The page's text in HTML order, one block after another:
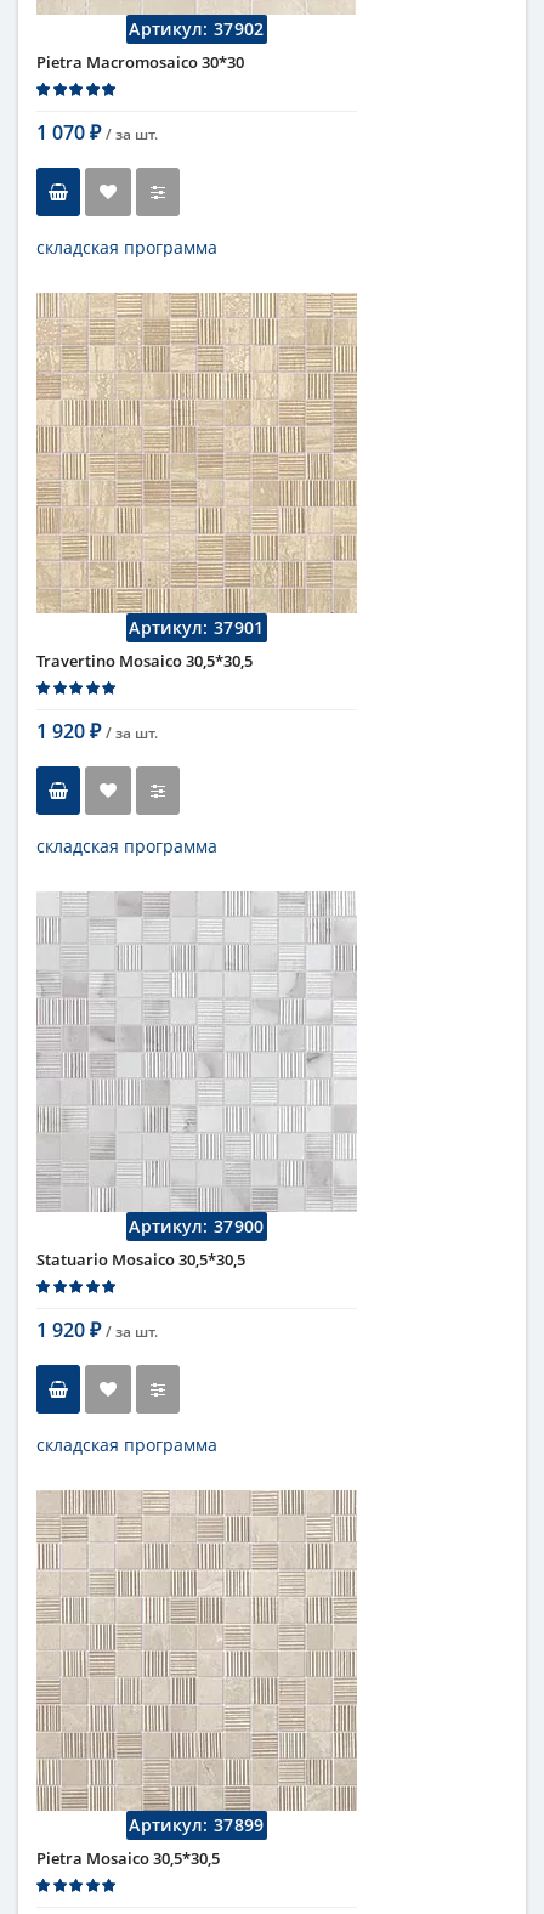
Артикул:37902
Pietra Macromosaico 30*30
1 070 ₽ / за шт.
складская программа
Длина
30 см
Высота
30 см
Цвет
бежевый,светлый
Страна
Италия
Поверхность
матовая
Коллекция
Fap Ceramiche
Артикул:37901
Travertino Mosaico 30,5*30,5
1 920 ₽ / за шт.
складская программа
Длина
30,5 см
Высота
30,5 см
Цвет
бежевый, светлый
Страна
Италия
Поверхность
матовая
Коллекция
Fap Ceramiche
Артикул:37900
Statuario Mosaico 30,5*30,5
1 920 ₽ / за шт.
складская программа
Длина
30,5 см
Высота
30,5 см
Рисунок
под мрамор...
Цвет
серый
Страна
Италия
Поверхность
матовая
Коллекция
Fap Ceramiche
Артикул:37899
Pietra Mosaico 30,5*30,5